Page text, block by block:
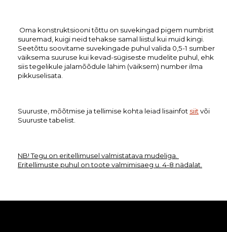
Oma konstruktsiooni tõttu on suvekingad pigem numbrist
suuremad, kuigi neid tehakse samal liistul kui muid kingi.
Seetõttu soovitame suvekingade puhul valida 0,5-1 sumber
väiksema suuruse kui kevad-sügiseste mudelite puhul, ehk
siis tegelikule jalamõõdule lähim (väiksem) number ilma
pikkuselisata.
Suuruste, mõõtmise ja tellimise kohta leiad lisainfot siit või
Suuruste tabelist.
NB! Tegu on eritellimusel valmistatava mudeliga.
Eritellimuste puhul on toote valmimisaeg u. 4-8 nädalat.